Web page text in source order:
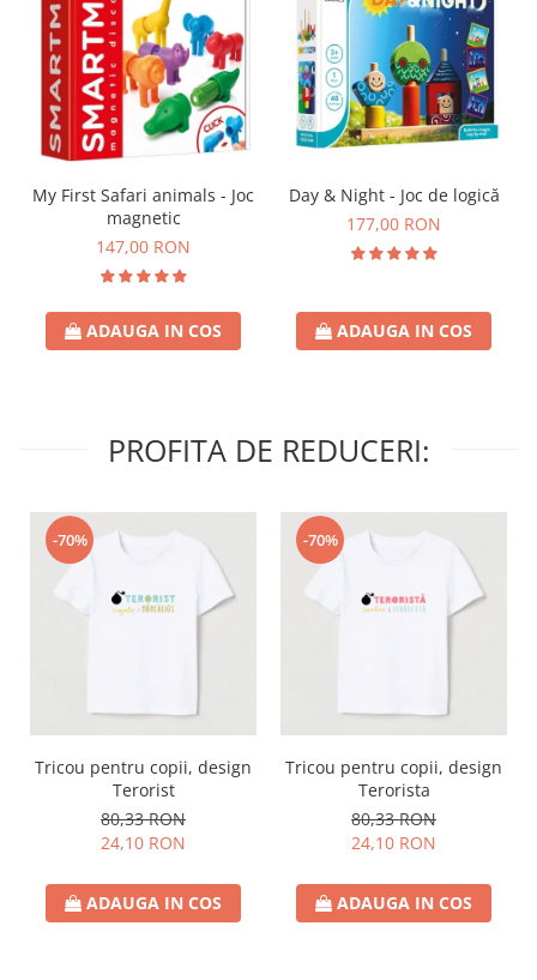
My First Safari animals - Joc
magnetic
147,00 RON
ADAUGA IN COS
Day & Night - Joc de logică
177,00 RON
ADAUGA IN COS
PROFITA DE REDUCERI:
-70%
Tricou pentru copii, design
Terorist
80,33 RON
24,10 RON
ADAUGA IN COS
-70%
Tricou pentru copii, design
Terorista
80,33 RON
24,10 RON
ADAUGA IN COS